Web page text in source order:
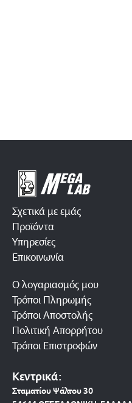
Σχετικά με εμάς
Προϊόντα
Υπηρεσίες
Επικοινωνία
Ο λογαριασμός μου
Τρόποι Πληρωμής
Τρόποι Αποστολής
Πολιτική Απορρήτου
Τρόποι Επιστροφών
Κεντρικά:
Σταματίου Ψάλτου 30